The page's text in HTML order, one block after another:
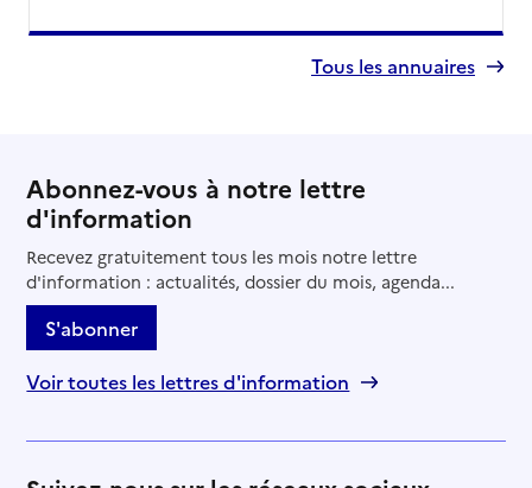
Tous les annuaires
Abonnez-vous à notre lettre
d'information
Recevez gratuitement tous les mois notre lettre
d'information : actualités, dossier du mois, agenda...
S'abonner
Voir toutes les lettres d'information